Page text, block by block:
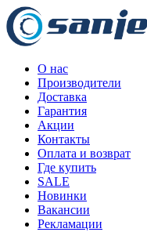
О нас
Производители
Доставка
Гарантия
Акции
Контакты
Оплата и возврат
Где купить
SALE
Новинки
Вакансии
Рекламации